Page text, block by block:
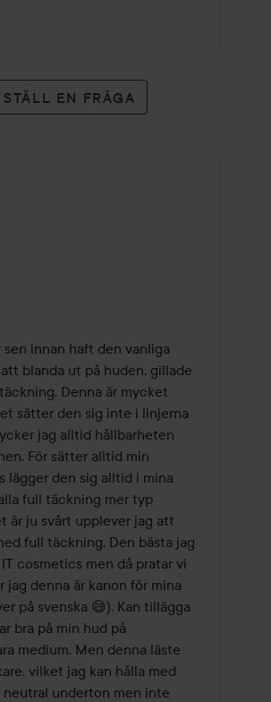
STÄLL EN FRÅGA
innan haft den vanliga
blanda ut på huden, gillade
Denna är mycket
sätter den sig inte i linjerna
jag alltid hållbarheten
För sätter alltid min
lägger den sig alltid i mina
full täckning mer typ
är ju svårt upplever jag att
full täckning. Den bästa jag
cosmetics men då pratar vi
denna är kanon för mina
på svenska 😅). Kan tillägga
bra på min hud på
medium. Men denna läste
vilket jag kan hålla med
neutral underton men inte